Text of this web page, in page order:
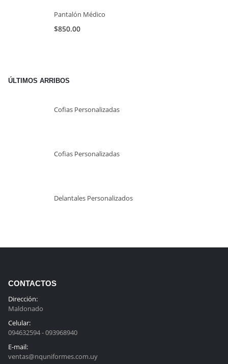
Pantalón Médico
$850.00
ÚLTIMOS ARRIBOS
Cofias Personalizadas
Cofias Personalizadas
Delantales Personalizados
CONTACTOS
Dirección:
Maldonado
Celular:
094632594 - 093968940
E-mail:
ventas@nquniformes.com.uy